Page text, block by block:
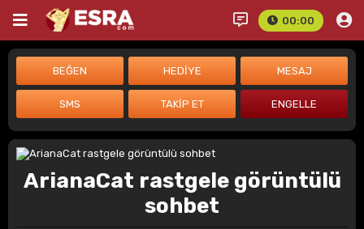
00:00
ArianaCat rastgele görüntülü
sohbet